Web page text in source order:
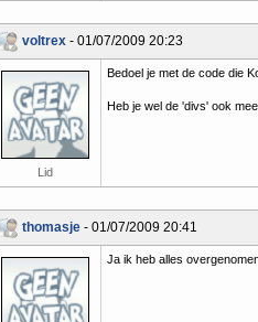
voltrex - 01/07/2009 20:23
Lid
Bedoel je met de code die
Heb je wel de 'divs' ook
thomasje - 01/07/2009 20:41
Ja ik heb alles